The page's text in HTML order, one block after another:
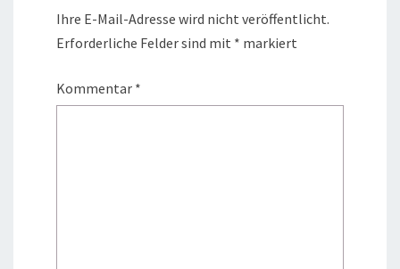
Ihre E-Mail-Adresse wird nicht veröffentlicht.
Erforderliche Felder sind mit * markiert
Kommentar *